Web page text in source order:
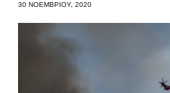
30 ΝΟΕΜΒΡΊΟΥ, 2020